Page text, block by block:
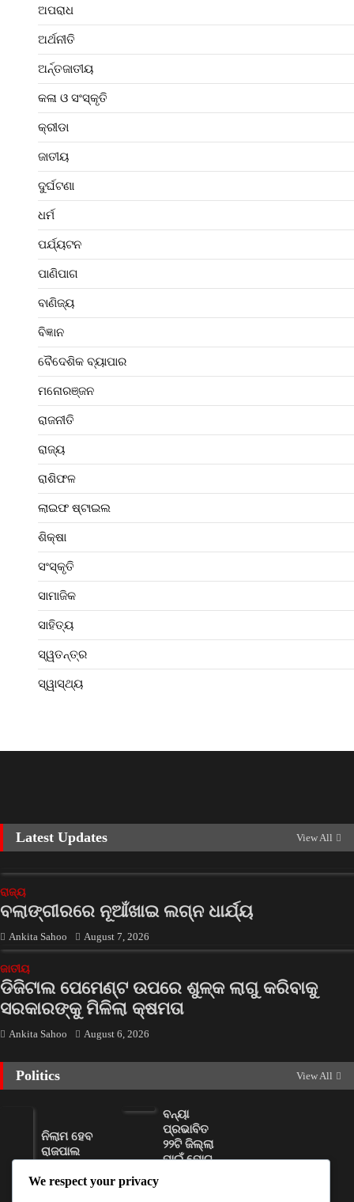
ଅପରାଧ
ଅର୍ଥନୀତି
ଅର୍ନ୍ତଜାତୀୟ
କଳା ଓ ସଂସ୍କୃତି
କ୍ରୀଡା
ଜାତୀୟ
ଦୁର୍ଘଟଣା
ଧର୍ମ
ପର୍ଯ୍ୟଟନ
ପାଣିପାଗ
ବାଣିଜ୍ୟ
ବିଜ୍ଞାନ
ବୈଦେଶିକ ବ୍ୟାପାର
ମନୋରଞ୍ଜନ
ରାଜନୀତି
ରାଜ୍ୟ
ରାଶିଫଳ
ଲାଇଫ ଷ୍ଟାଇଲ
ଶିକ୍ଷା
ସଂସ୍କୃତି
ସାମାଜିକ
ସାହିତ୍ୟ
ସ୍ୱତନ୍ତ୍ର
ସ୍ୱାସ୍ଥ୍ୟ
Latest Updates View All
ରାଜ୍ୟ
ବଲାଙ୍ଗୀରରେ ନୂଆଁଖାଇ ଲଗ୍ନ ଧାର୍ଯ୍ୟ
Ankita Sahoo August 7, 2026
ଜାତୀୟ
ଡିଜିଟାଲ ପେମେଣ୍ଟ ଉପରେ ଶୁଳ୍କ ଲାଗୁ କରିବାକୁ
ସରକାରଙ୍କୁ ମିଳିଲା କ୍ଷମତା
Ankita Sahoo August 6, 2026
Politics View All
ନିଲାମ ହେବ
ରାଜପାଲ
ଦୁଇଟି
ବନ୍ୟା
ପ୍ରଭାବିତ
୨୨ଟି ଜିଲ୍ଲା
ପାଇଁ ମୋଟ
We respect your privacy